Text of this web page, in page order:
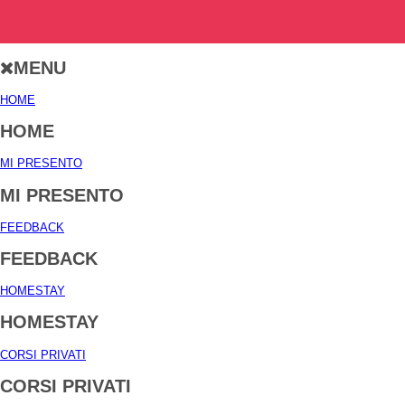
MENU
HOME
HOME
MI PRESENTO
MI PRESENTO
FEEDBACK
FEEDBACK
HOMESTAY
HOMESTAY
CORSI PRIVATI
CORSI PRIVATI